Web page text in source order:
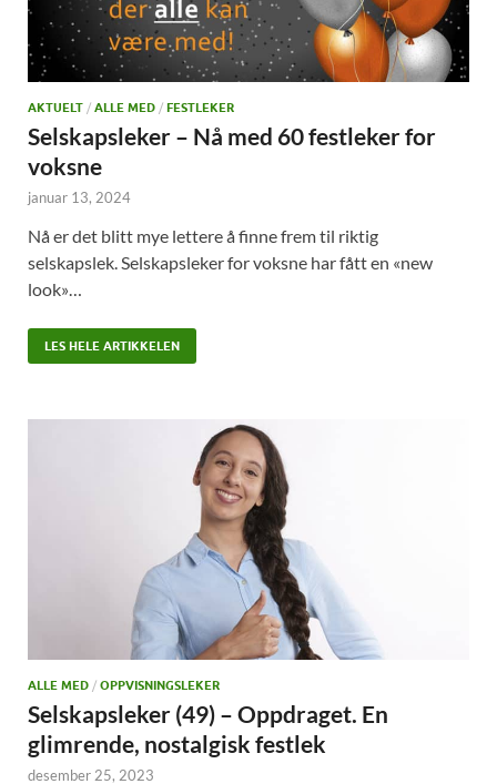
AKTUELT / ALLE MED / FESTLEKER
Selskapsleker – Nå med 60 festleker for
voksne
januar 13, 2024
Nå er det blitt mye lettere å finne frem til riktig
selskapslek. Selskapsleker for voksne har fått en «new
look»…
LES HELE ARTIKKELEN
ALLE MED / OPPVISNINGSLEKER
Selskapsleker (49) – Oppdraget. En
glimrende, nostalgisk festlek
desember 25, 2023